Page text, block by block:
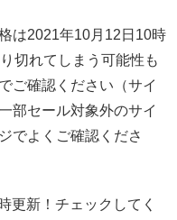
は2021年10月12日10時
切れてしまう可能性も
ご確認ください（サイ
部セール対象外のサイ
でよくご確認くださ
更新！チェックしてく